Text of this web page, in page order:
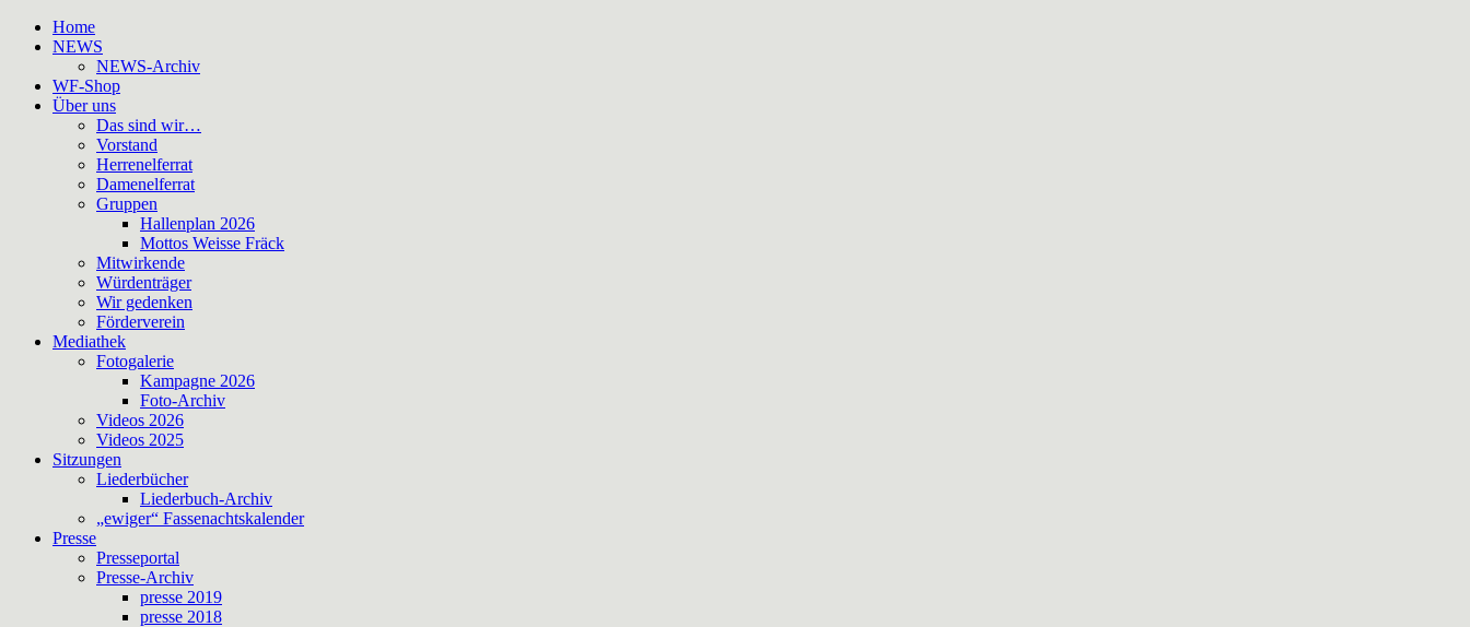
Home
NEWS
NEWS-Archiv
WF-Shop
Über uns
Das sind wir…
Vorstand
Herrenelferrat
Damenelferrat
Gruppen
Hallenplan 2026
Mottos Weisse Fräck
Mitwirkende
Würdenträger
Wir gedenken
Förderverein
Mediathek
Fotogalerie
Kampagne 2026
Foto-Archiv
Videos 2026
Videos 2025
Sitzungen
Liederbücher
Liederbuch-Archiv
„ewiger“ Fassenachtskalender
Presse
Presseportal
Presse-Archiv
presse 2019
presse 2018